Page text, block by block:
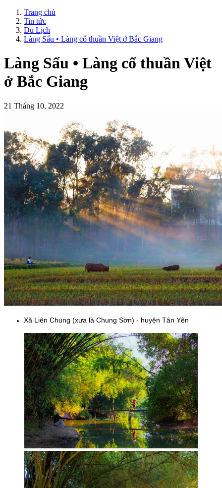
Trang chủ
Tin tức
Du Lịch
Làng Sấu • Làng cổ thuần Việt ở Bắc Giang
Làng Sấu • Làng cổ thuần Việt
ở Bắc Giang
21 Tháng 10, 2022
Xã Liên Chung (xưa là Chung Sơn) - huyện Tân Yên